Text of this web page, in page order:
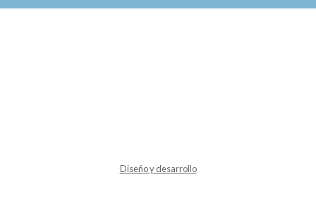
Diseño y desarrollo